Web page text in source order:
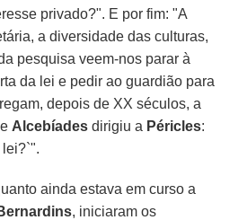
privado?". E por fim: "A
a diversidade das culturas,
pesquisa veem-nos parar à
da lei e pedir ao guardião para
depois de XX séculos, a
Alcebíades dirigiu a Péricles:
ainda estava em curso a
, iniciaram os